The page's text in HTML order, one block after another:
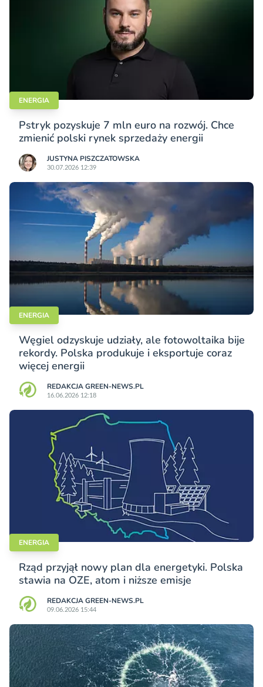
ENERGIA
Pstryk pozyskuje 7 mln euro na rozwój. Chce
zmienić polski rynek sprzedaży energii
JUSTYNA PISZCZATOWSKA
30.07.2026 12:39
ENERGIA
Węgiel odzyskuje udziały, ale fotowoltaika bije
rekordy. Polska produkuje i eksportuje coraz
więcej energii
REDAKCJA GREEN-NEWS.PL
16.06.2026 12:18
ENERGIA
Rząd przyjął nowy plan dla energetyki. Polska
stawia na OZE, atom i niższe emisje
REDAKCJA GREEN-NEWS.PL
09.06.2026 15:44